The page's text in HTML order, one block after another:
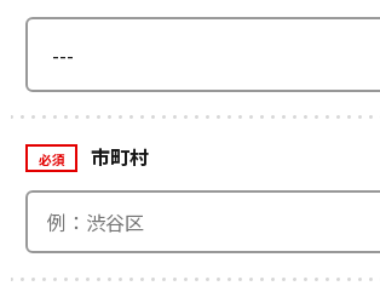
必須 市町村